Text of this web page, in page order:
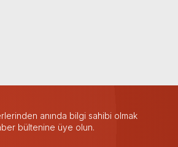
anında bilgi sahibi olmak
bültenine üye olun.